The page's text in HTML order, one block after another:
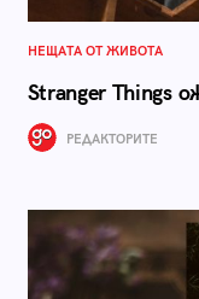
НЕЩАТА ОТ ЖИВОТА
Stranger Things
РЕДАКТОРИТЕ